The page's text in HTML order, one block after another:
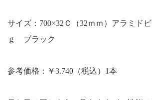
サイズ：700×32Ｃ（32ｍｍ）アラミド
ｇ ブラック
参考価格：￥3.740（税込）1本